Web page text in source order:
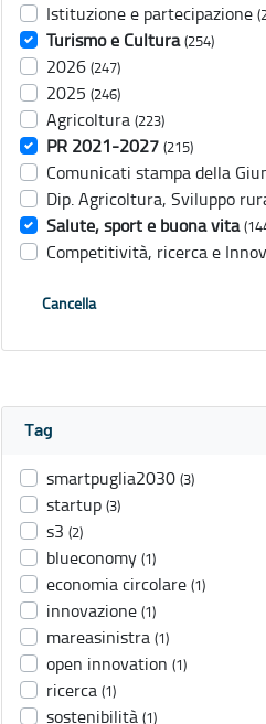
Istituzione e partecipazione
Turismo e Cultura (254)
2026 (247)
2025 (246)
Agricoltura (223)
PR 2021-2027 (215)
Comunicati stampa della
Dip. Agricoltura, Sviluppo
Salute, sport e buona vita
Competitività, ricerca e
Cancella
Tag
smartpuglia2030 (3)
startup (3)
s3 (2)
blueconomy (1)
economia circolare (1)
innovazione (1)
mareasinistra (1)
open innovation (1)
ricerca (1)
sostenibilità (1)